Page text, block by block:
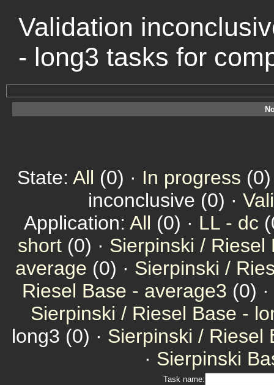
Validation
- long3 tasks for
State: All (0) · In progress
inconclusive (0) ·
Application: All (0) · LL - dc
short (0) · Sierpinski / Riesel
average (0) · Sierpinski /
Riesel Base - average3 (0) ·
Sierpinski / Riesel Base -
long3 (0) · Sierpinski / Riesel
· Sierpinski
Task name: